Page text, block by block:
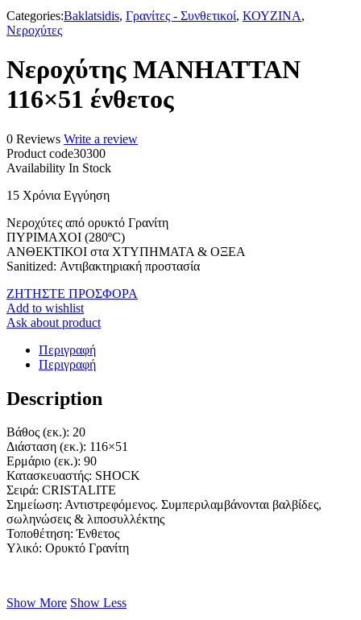
Categories:Baklatsidis, Γρανίτες - Συνθετικοί, ΚΟΥΖΙΝΑ,
Νεροχύτες
Νεροχύτης MANHATTAN
116×51 ένθετος
0 Reviews Write a review
Product code30300
Availability In Stock
15 Χρόνια Εγγύηση
Νεροχύτες από ορυκτό Γρανίτη
ΠΥΡΙΜΑΧΟΙ (280ºC)
ΑΝΘΕΚΤΙΚΟΙ στα ΧΤΥΠΗΜΑΤΑ & ΟΞΕΑ
Sanitized: Αντιβακτηριακή προστασία
ΖΗΤΗΣΤΕ ΠΡΟΣΦΟΡΑ
Add to wishlist
Ask about product
Περιγραφή
Περιγραφή
Description
Βάθος (εκ.): 20
Διάσταση (εκ.): 116×51
Ερμάριο (εκ.): 90
Κατασκευαστής: SHOCK
Σειρά: CRISTALITE
Σημείωση: Αντιστρεφόμενος. Συμπεριλαμβάνονται βαλβίδες,
σωληνώσεις & λιποσυλλέκτης
Τοποθέτηση: Ένθετος
Υλικό: Ορυκτό Γρανίτη
Show More Show Less